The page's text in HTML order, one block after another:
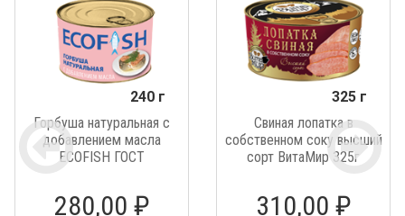
240 г
Горбуша натуральная с
добавлением масла
ECOFISH ГОСТ
280,00 ₽
325 г
Свиная лопатка в
собственном соку высший
сорт ВитаМир 325г
310,00 ₽